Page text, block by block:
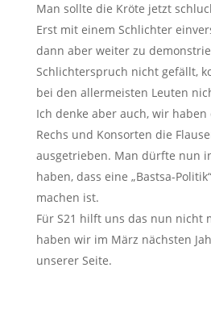
Man sollte die Kröte jetzt
Erst mit einem Schlichter
dann aber weiter zu
Schlichterspruch nicht gefällt,
bei den allermeisten Leuten
Ich denke aber auch, wir
Rechs und Konsorten die
ausgetrieben. Man dürfte nun
haben, dass eine „Bastsa-
machen ist.
Für S21 hilft uns das nun nicht
haben wir im März nächsten
unserer Seite.